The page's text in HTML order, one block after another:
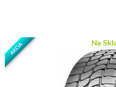
AKCIA Na